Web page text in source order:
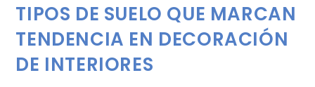
TIPOS DE SUELO QUE MARCAN
TENDENCIA EN DECORACIÓN
DE INTERIORES